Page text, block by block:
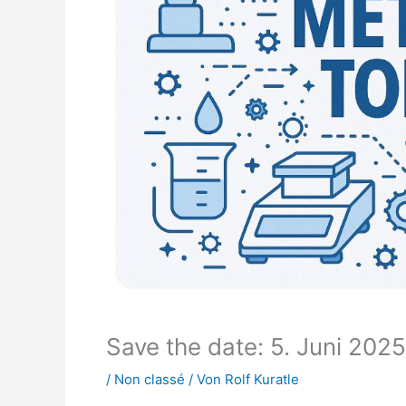
Save the date: 5. Juni
/ Non classé / Von Rolf Kuratle